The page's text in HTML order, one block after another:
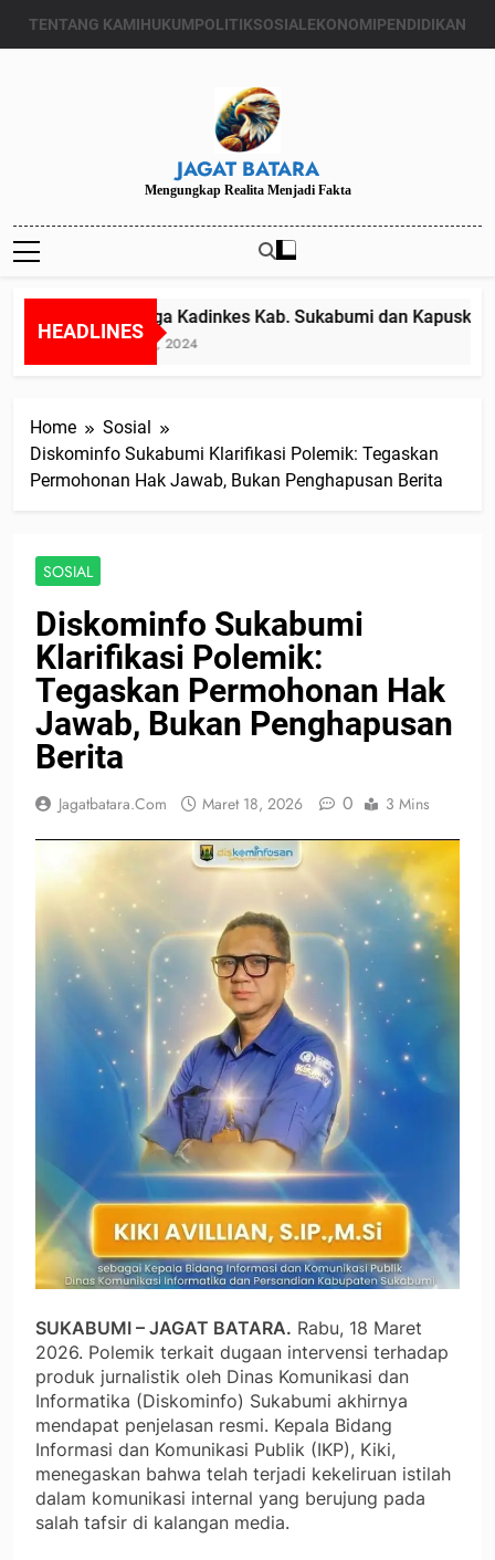
TENTANG KAMIHUKUMPOLITIKSOSIALEKONOMIPENDIDIKAN
JAGAT BATARA
Mengungkap Realita Menjadi Fakta
HEADLINES
Diduga Kadinkes Kab. Sukabumi dan
Juli 24, 2024
Home
Sosial
Diskominfo Sukabumi Klarifikasi Polemik: Tegaskan
Permohonan Hak Jawab, Bukan Penghapusan Berita
SOSIAL
Diskominfo Sukabumi
Klarifikasi Polemik:
Tegaskan Permohonan Hak
Jawab, Bukan Penghapusan
Berita
Jagatbatara.com Maret 18, 2026 0 3 Mins
SUKABUMI – JAGAT BATARA. Rabu, 18 Maret
2026. Polemik terkait dugaan intervensi terhadap
produk jurnalistik oleh Dinas Komunikasi dan
Informatika (Diskominfo) Sukabumi akhirnya
mendapat penjelasan resmi. Kepala Bidang
Informasi dan Komunikasi Publik (IKP), Kiki,
menegaskan bahwa telah terjadi kekeliruan istilah
dalam komunikasi internal yang berujung pada
salah tafsir di kalangan media.